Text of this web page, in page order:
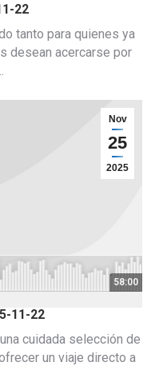
22
tanto para quienes ya
desean acercarse por
Nov
25
2025
58:00
11-22
cuidada selección de
un viaje directo a